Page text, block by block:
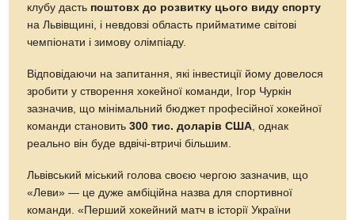
клубу дасть поштовх до розвитку цього виду спорту
на Львівщині, і невдовзі область прийматиме світові
чемпіонати і зимову олімпіаду.
Відповідаючи на запитання, які інвестиції йому довелося
зробити у створення хокейної команди, Ігор Чуркін
зазначив, що мінімальний бюджет професійної хокейної
команди становить300 тис. доларів США , однак
реально він буде вдвічі-втричі більшим.
Львівський міський голова своєю чергою зазначив, що
«Леви» — це дуже амбіційна назва для спортивної
команди. «Перший хокейний матч в історії України